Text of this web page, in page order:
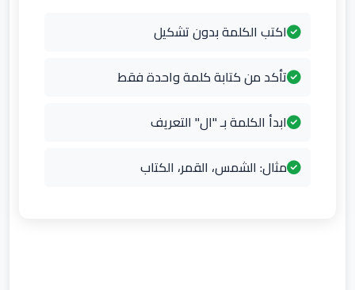
اكتب الكلمة بدون تشكيل
تأكد من كتابة كلمة واحدة فقط
ابدأ الكلمة بـ "ال" التعريف
مثال: الشمس، القمر، الكتاب